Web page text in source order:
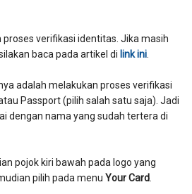
verifikasi identitas. Jika masih
baca pada artikel di link ini
adalah melakukan proses verifikasi
Passport (pilih salah satu saja). Jadi
dengan nama yang sudah tertera di
pojok kiri bawah pada logo yang
pilih pada menu Your Card